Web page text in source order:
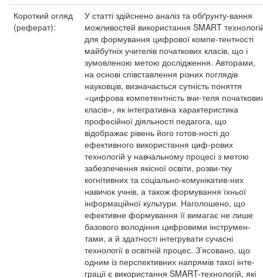
Короткий огляд
(реферат):
У статті здійснено аналіз та обґрунту-вання
можливостей використання SMART
для формування цифрової компе-тентності
майбутніх учителів початкових класів, що і
зумовленою метою дослідження. Авторами,
на основі співставлення різних поглядів
науковців, визначається сутність поняття
«цифрова компетентність вчи-теля
класів», як інтегративна характеристика
професійної діяльності педагога, що
відображає рівень його готов-ності до
ефективного використання циф-рових
технологій у навчальному процесі з метою
забезпечення якісної освіти, розви-тку
когнітивних та соціально-комунікатив-них
навичок учнів, а також формування їхньої
інформаційної культури. Наголошено, що
ефективне формування її вимагає не лише
базового володіння цифровими інструмен-
тами, а й здатності інтегрувати сучасні
технології в освітній процес. З’ясовано, що
одним із перспективних напрямів такої інте-
грації є використання SMART-технологій, які